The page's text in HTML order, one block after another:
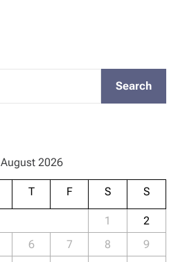
Search
August 2026
T F S S
1
2
6 7 8
9